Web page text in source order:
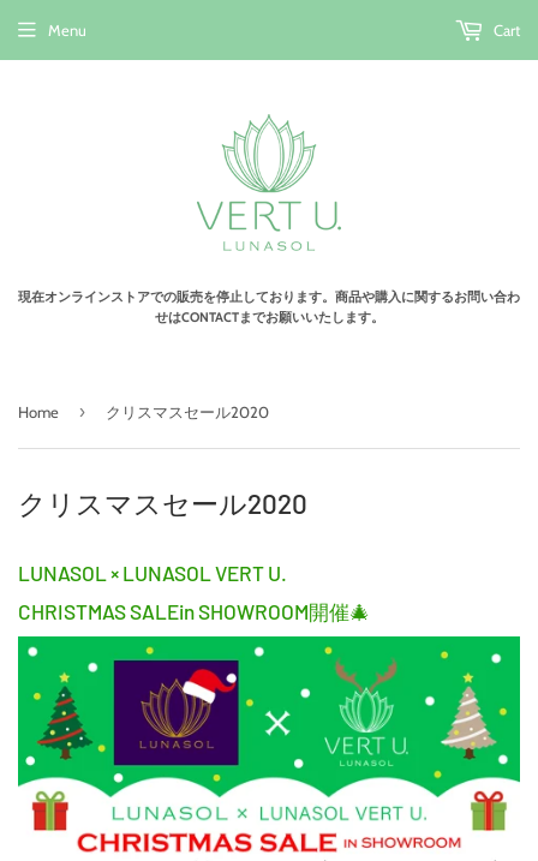
現在オンラインストアでの販売を停止しております。商品や購入に関するお問い合わ
せはCONTACTまでお願いいたします。
Menu Cart
Home › クリスマスセール2020
クリスマスセール2020
LUNASOL × LUNASOL VERT U.
CHRISTMAS SALEin SHOWROOM開催🎄